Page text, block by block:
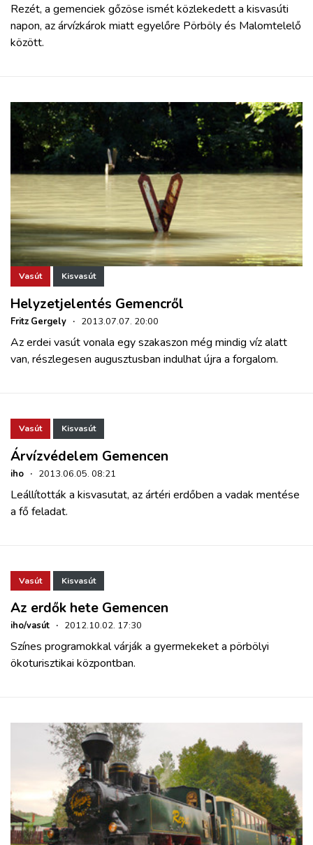
Rezét, a gemenciek gőzöse ismét közlekedett a kisvasúti
napon, az árvízkárok miatt egyelőre Pörböly és Malomtelelő
között.
Vasút Kisvasút
Helyzetjelentés Gemencről
Fritz Gergely · 2013.07.07. 20:00
Az erdei vasút vonala egy szakaszon még mindig víz alatt
van, részlegesen augusztusban indulhat újra a forgalom.
Vasút Kisvasút
Árvízvédelem Gemencen
iho · 2013.06.05. 08:21
Leállították a kisvasutat, az ártéri erdőben a vadak mentése
a fő feladat.
Vasút Kisvasút
Az erdők hete Gemencen
iho/vasút · 2012.10.02. 17:30
Színes programokkal várják a gyermekeket a pörbölyi
ökoturisztikai központban.